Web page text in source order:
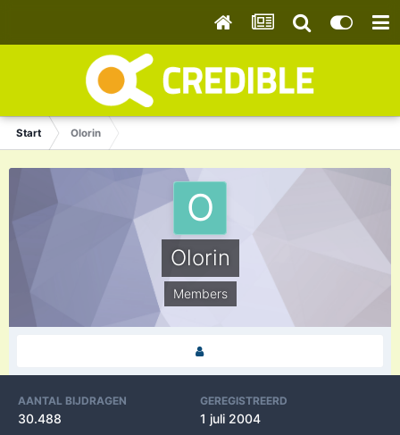
Start Olorin
Olorin
Members
AANTAL BIJDRAGEN
30.488
GEREGISTREERD
1 juli 2004